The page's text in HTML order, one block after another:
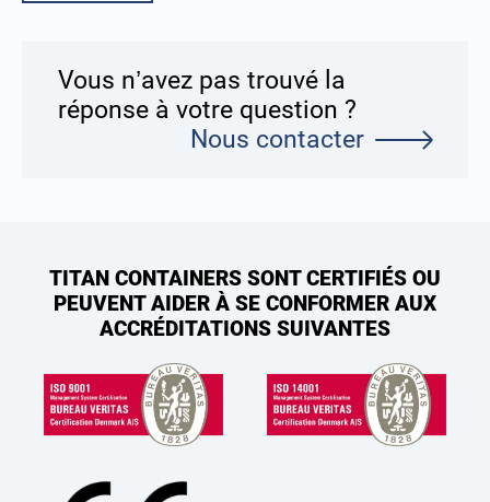
Vous n’avez pas trouvé la
réponse à votre question ?
Nous contacter
TITAN CONTAINERS SONT CERTIFIÉS OU
PEUVENT AIDER À SE CONFORMER AUX
ACCRÉDITATIONS SUIVANTES